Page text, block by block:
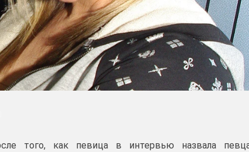
того, как певица в интервью назвала